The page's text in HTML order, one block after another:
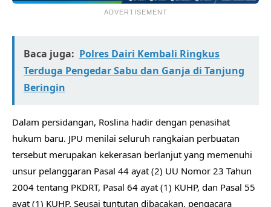
ADVERTISEMENT
Baca juga: Polres Dairi Kembali Ringkus
Terduga Pengedar Sabu dan Ganja di Tanjung
Beringin
Dalam persidangan, Roslina hadir dengan penasihat
hukum baru. JPU menilai seluruh rangkaian perbuatan
tersebut merupakan kekerasan berlanjut yang memenuhi
unsur pelanggaran Pasal 44 ayat (2) UU Nomor 23 Tahun
2004 tentang PKDRT, Pasal 64 ayat (1) KUHP, dan Pasal 55
ayat (1) KUHP. Seusai tuntutan dibacakan, pengacara